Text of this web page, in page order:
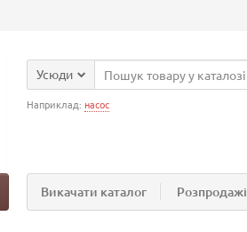
Усюди
Наприклад: насос
Викачати каталог Розпродажі